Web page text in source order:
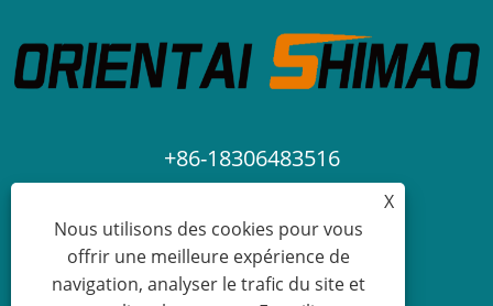
+86-18306483516
jack@qdshimaogroup.comX
Nous utilisons des cookies pour vous
offrir une meilleure expérience de
navigation, analyser le trafic du site et